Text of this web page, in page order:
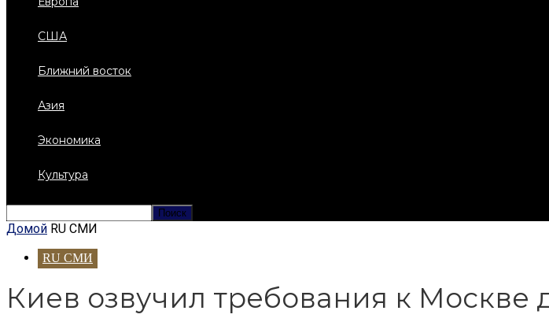
США
Ближний восток
Азия
Экономика
Культура
Домой RU СМИ
RU СМИ
Киев озвучил требования к Москве